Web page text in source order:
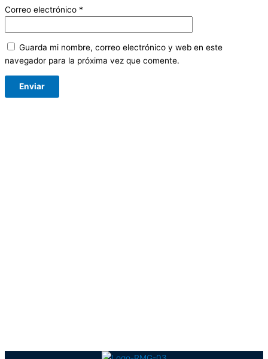
Correo electrónico *
Guarda mi nombre, correo electrónico y web en este
navegador para la próxima vez que comente.